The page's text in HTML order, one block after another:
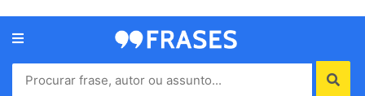
Menu
Home